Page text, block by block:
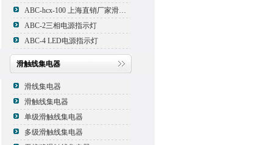
ABC-hcx-100 上海直销厂家滑触线指示灯
ABC-2三相电源指示灯
ABC-4 LED电源指示灯
滑触线集电器
滑线集电器
滑触线集电器
单级滑触线集电器
多级滑触线集电器